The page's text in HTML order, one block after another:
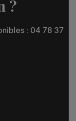
?
: 04 78 37